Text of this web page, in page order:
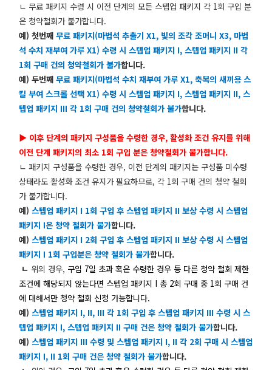
ㄴ 무료 패키지 수령 시 이전 단계의 모든 스텝업 패키지 각 1회 구입 분
은 청약철회가 불가합니다.
예) 첫번째무료 패키지(마법석 추출기 X1, 빛의 조각 조머니 X3, 마법
석 수치 재부여 가루 X1) 수령 시 스텝업 패키지 I, 스텝업 패키지 II 각
1회 구매 건의 청약철회가 불가합니다.
예) 두번째무료 패키지(마법석 수치 재부여 가루 X1,축복의 새끼용 스
킬 부여 스크롤 선택X1) 수령 시 스텝업 패키지 I, 스텝업 패키지 II, 스
텝업 패키지 III 각 1회 구매 건의 청약철회가 불가합니다.
▶ 이후 단계의 패키지 구성품을 수령한 경우, 활성화 조건 유지를 위해
이전 단계 패키지의 최소 1회 구입 분은 청약철회가 불가합니다.
ㄴ 패키지 구성품을 수령한 경우, 이전 단계의 패키지는 구성품 미수령
상태라도 활성화 조건 유지가 필요하므로, 각 1회 구매 건의 청약 철회
가 불가합니다.
예)스텝업 패키지 I 1회 구입 후 스텝업 패키지 II 보상 수령 시 스텝업
패키지 I은 청약 철회가 불가합니다.
예)스텝업 패키지 I 2회 구입 후 스텝업 패키지 II 보상 수령 시 스텝업
패키지 I 1회 구입분은 청약 철회가 불가합니다.
ㄴ 위의 경우, 구입 7일 초과 혹은 수령한 경우 등 다른 청약 철회 제한
조건에 해당되지 않는다면 스텝업 패키지 I 총 2회 구매 중 1회 구매 건
에 대해서만 청약 철회 신청 가능합니다.
예)스텝업 패키지 I, II, III 각 1회 구입 후 스텝업 패키지 III 수령 시 스
텝업 패키지 I, 스텝업 패키지 II 구매 건은 청약 철회가 불가합니다.
예)스텝업 패키지 III 수령 및 스텝업 패키지 I, II 각 2회 구매 시 스텝업
패키지 I, II 1회 구매 건은 청약 철회가 불가합니다.